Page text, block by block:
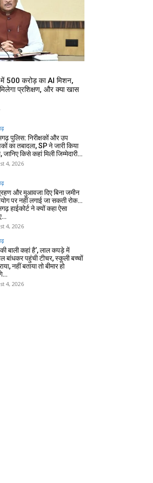
500 करोड़ का AI मिशन,
प्रशिक्षण, और क्या खास
पुलिस: निरीक्षकों और उप
का तबादला, SP ने जारी किया
किसे कहां मिली जिम्मेदारी…
4, 2026
और मुआवजा दिए बिना जमीन
पर नहीं लगाई जा सकती रोक…
हाईकोर्ट ने क्यों कहा ऐसा
4, 2026
बाली कहां है’, लाल कपड़े में
बांधकर पहुंची टीचर, स्कूली बच्चों
नहीं बताया तो बीमार हो
4, 2026